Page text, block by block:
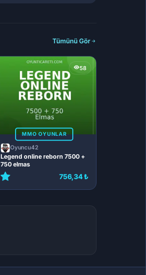
Tümünü Gör
58
MMO OYUNLAR
Oyuncu42
Legend online reborn 7500 +
750 elmas
756,34 ₺